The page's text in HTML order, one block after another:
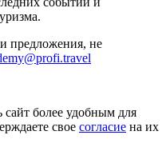
предложения, не
более удобным для
свое согласие на их